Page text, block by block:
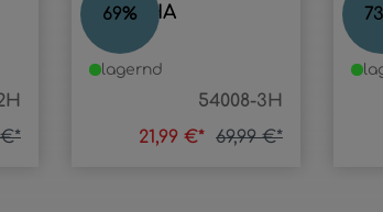
69%
MARTHA
54008-3H
lagernd
21,99 €* 69,99 €*